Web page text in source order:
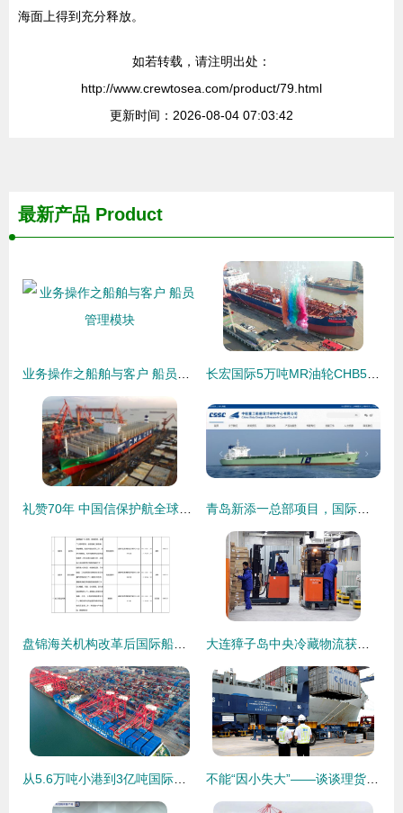
海面上得到充分释放。
如若转载，请注明出处：
http://www.crewtosea.com/product/79.html
更新时间：2026-08-04 07:03:42
最新产品 Product